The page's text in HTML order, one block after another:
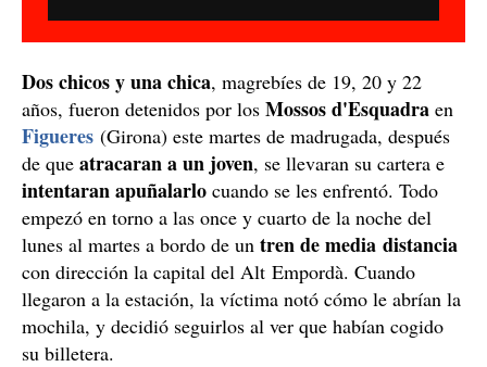
Dos chicos y una chica, magrebíes de 19, 20 y 22
años, fueron detenidos por los Mossos d'Esquadra en
Figueres (Girona) este martes de madrugada, después
de que atracaran a un joven, se llevaran su cartera e
intentaran apuñalarlo cuando se les enfrentó. Todo
empezó en torno a las once y cuarto de la noche del
lunes al martes a bordo de un tren de media distancia
con dirección la capital del Alt Empordà. Cuando
llegaron a la estación, la víctima notó cómo le abrían la
mochila, y decidió seguirlos al ver que habían cogido
su billetera.